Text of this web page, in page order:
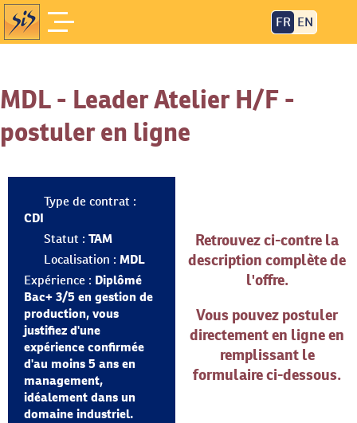
FR EN
MDL - Leader Atelier H/F -
postuler en ligne
Type de contrat :
CDI
Statut : TAM
Localisation : MDL
Expérience : Diplômé
Bac+ 3/5 en gestion de
production, vous
justifiez d'une
expérience confirmée
d'au moins 5 ans en
management,
idéalement dans un
domaine industriel.
Retrouvez ci-contre la
description complète de
l'offre.
Vous pouvez postuler
directement en ligne en
remplissant le
formulaire ci-dessous.